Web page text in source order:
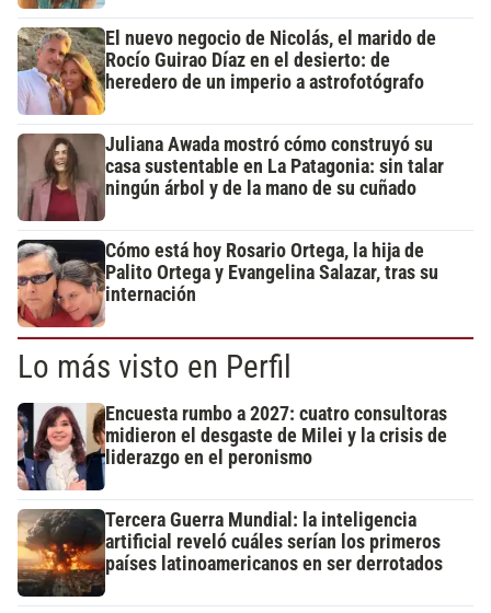
El nuevo negocio de Nicolás, el marido de
Rocío Guirao Díaz en el desierto: de
heredero de un imperio a astrofotógrafo
Juliana Awada mostró cómo construyó su
casa sustentable en La Patagonia: sin talar
ningún árbol y de la mano de su cuñado
Cómo está hoy Rosario Ortega, la hija de
Palito Ortega y Evangelina Salazar, tras su
internación
Lo más visto en Perfil
Encuesta rumbo a 2027: cuatro consultoras
midieron el desgaste de Milei y la crisis de
liderazgo en el peronismo
Tercera Guerra Mundial: la inteligencia
artificial reveló cuáles serían los primeros
países latinoamericanos en ser derrotados